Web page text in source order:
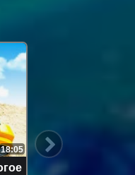
18:05